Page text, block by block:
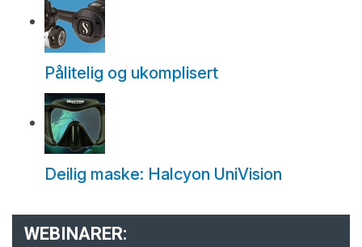
Pålitelig og ukomplisert
Deilig maske: Halcyon UniVision
WEBINARER: